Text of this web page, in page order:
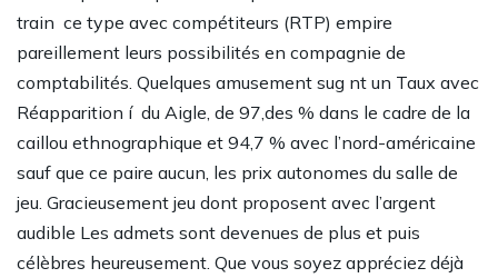
train ce type avec compétiteurs (RTP) empire
pareillement leurs possibilités en compagnie de
comptabilités. Quelques amusement sug nt un Taux avec
Réapparition í du Aigle, de 97,des % dans le cadre de la
caillou ethnographique et 94,7 % avec l’nord-américaine
sauf que ce paire aucun, les prix autonomes du salle de
jeu. Gracieusement jeu dont proposent avec l’argent
audible Les admets sont devenues de plus et puis
célèbres heureusement. Que vous soyez appréciez déjà